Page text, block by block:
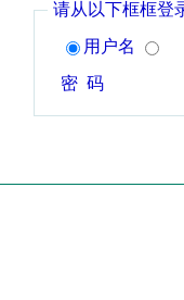
请从以下框框登
用户名
密 码